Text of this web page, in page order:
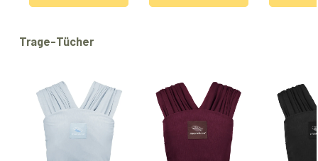
Produktgalerie überspringen
Trage-Tücher